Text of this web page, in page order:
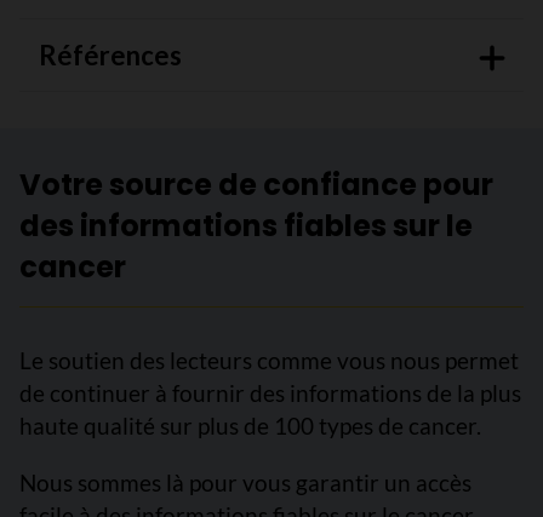
Références
Votre source de confiance pour
des informations fiables sur le
cancer
Le soutien des lecteurs comme vous nous permet
de continuer à fournir des informations de la plus
haute qualité sur plus de 100 types de cancer.
Nous sommes là pour vous garantir un accès